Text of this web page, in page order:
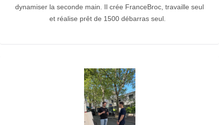
dynamiser la seconde main. Il crée FranceBroc, travaille seul
et réalise prêt de 1500 débarras seul.